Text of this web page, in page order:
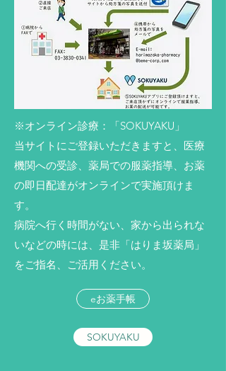
※オンライン診療：「SOKUYAKU」
当サイトにご登録いただきますと、医療
機関への受診、薬局での服薬指導、お薬
の即日配達がオンラインで実施頂けま
す。
病院へ行く時間がない、家から出られな
いなどの時には、是非「はりま坂薬局」
をご指名、ご活用ください。
eお薬手帳
SOKUYAKU